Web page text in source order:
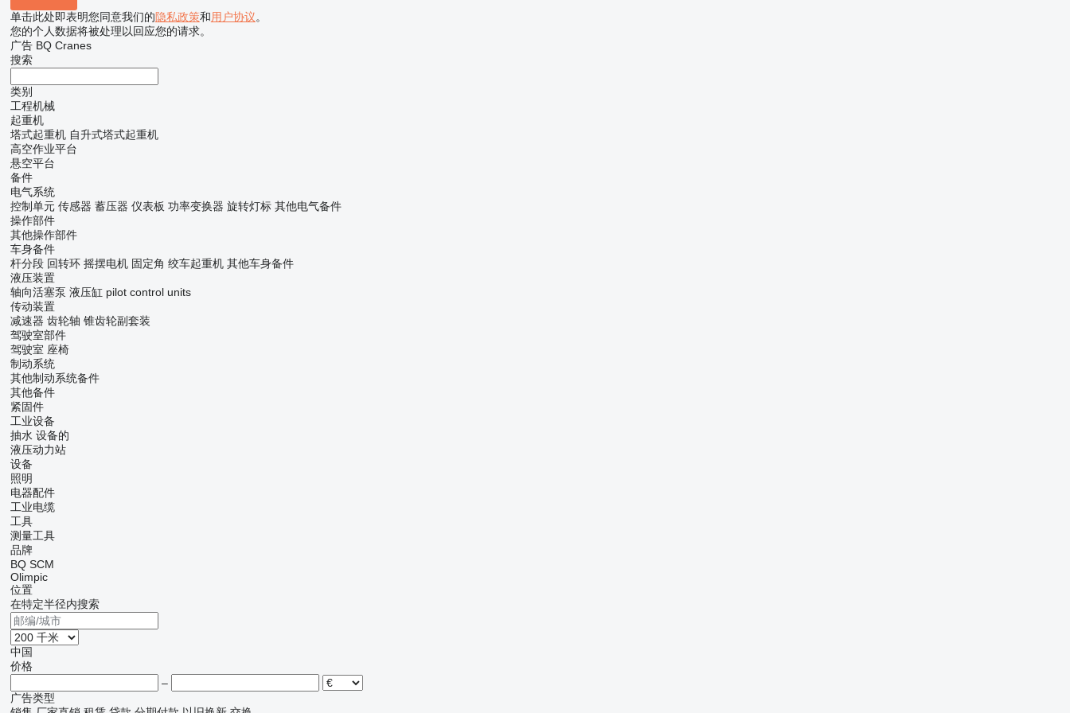
单击此处即表明您同意我们的隐私政策和用户协议。
您的个人数据将被处理以回应您的请求。
广告 BQ Cranes
搜索
类别
工程机械
起重机
塔式起重机 自升式塔式起重机
高空作业平台
悬空平台
备件
电气系统
控制单元 传感器 蓄压器 仪表板 功率变换器 旋转灯标 其他电气备件
操作部件
其他操作部件
车身备件
杆分段 回转环 摇摆电机 固定角 绞车起重机 其他车身备件
液压装置
轴向活塞泵 液压缸 pilot control units
传动装置
减速器 齿轮轴 锥齿轮副套装
驾驶室部件
驾驶室 座椅
制动系统
其他制动系统备件
其他备件
紧固件
工业设备
抽水 设备的
液压动力站
设备
照明
电器配件
工业电缆
工具
测量工具
品牌
BQ SCM
Olimpic
位置
在特定半径内搜索
中国
价格
–
广告类型